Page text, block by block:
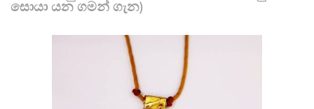
සොයා යන ගමන් ගැන)